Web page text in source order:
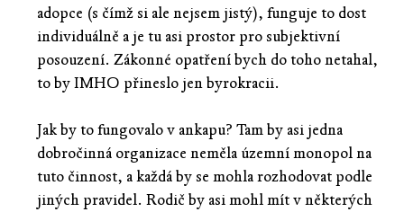
adopce (s čímž si ale nejsem jistý), funguje to dost
individuálně a je tu asi prostor pro subjektivní
posouzení. Zákonné opatření bych do toho netahal,
to by IMHO přineslo jen byrokracii.
Jak by to fungovalo v ankapu? Tam by asi jedna
dobročinná organizace neměla územní monopol na
tuto činnost, a každá by se mohla rozhodovat podle
jiných pravidel. Rodič by asi mohl mít v některých